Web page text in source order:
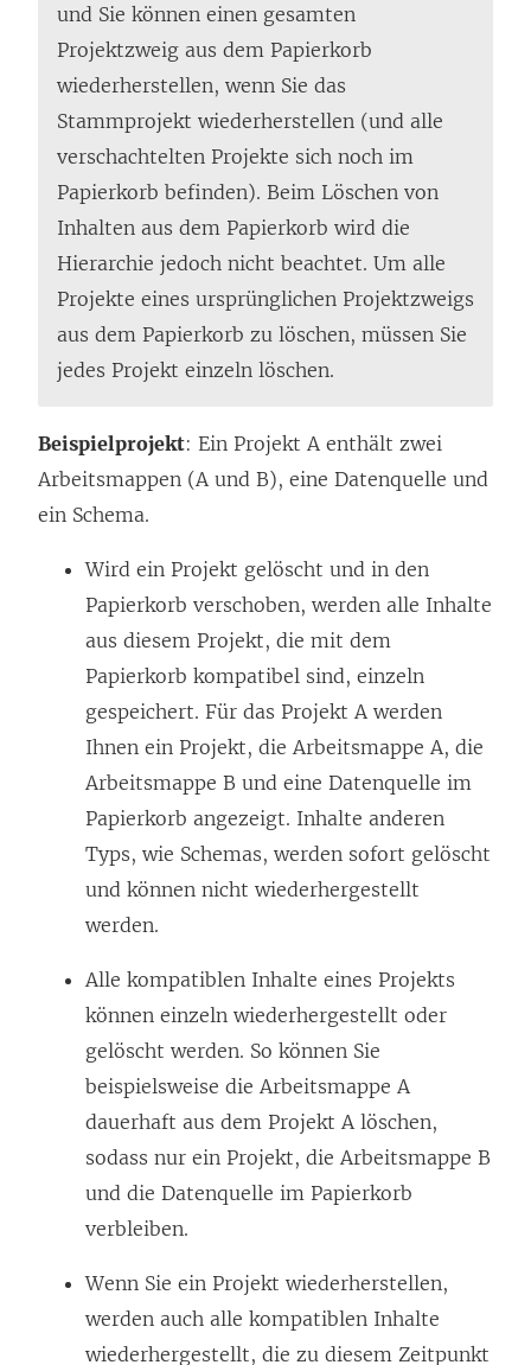
und Sie können einen gesamten
Projektzweig aus dem Papierkorb
wiederherstellen, wenn Sie das
Stammprojekt wiederherstellen (und alle
verschachtelten Projekte sich noch im
Papierkorb befinden). Beim Löschen von
Inhalten aus dem Papierkorb wird die
Hierarchie jedoch nicht beachtet. Um alle
Projekte eines ursprünglichen Projektzweigs
aus dem Papierkorb zu löschen, müssen Sie
jedes Projekt einzeln löschen.
Beispielprojekt: Ein Projekt A enthält zwei
Arbeitsmappen (A und B), eine Datenquelle und
ein Schema.
Wird ein Projekt gelöscht und in den
Papierkorb verschoben, werden alle Inhalte
aus diesem Projekt, die mit dem
Papierkorb kompatibel sind, einzeln
gespeichert. Für das Projekt A werden
Ihnen ein Projekt, die Arbeitsmappe A, die
Arbeitsmappe B und eine Datenquelle im
Papierkorb angezeigt. Inhalte anderen
Typs, wie Schemas, werden sofort gelöscht
und können nicht wiederhergestellt
werden.
Alle kompatiblen Inhalte eines Projekts
können einzeln wiederhergestellt oder
gelöscht werden. So können Sie
beispielsweise die Arbeitsmappe A
dauerhaft aus dem Projekt A löschen,
sodass nur ein Projekt, die Arbeitsmappe B
und die Datenquelle im Papierkorb
verbleiben.
Wenn Sie ein Projekt wiederherstellen,
werden auch alle kompatiblen Inhalte
wiederhergestellt, die zu diesem Zeitpunkt